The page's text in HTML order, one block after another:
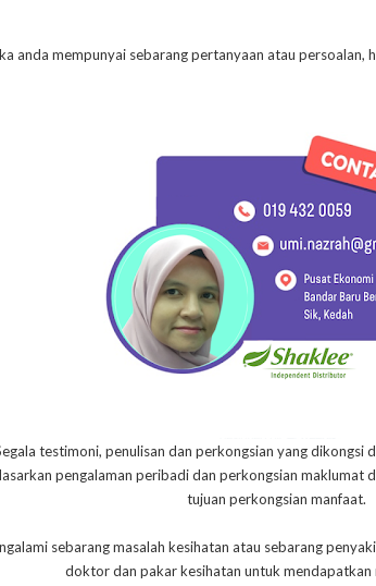
anda mempunyai sebarang pertanyaan atau persoalan,
testimoni, penulisan dan perkongsian yang dikongsi
pengalaman peribadi dan perkongsian maklumat
tujuan perkongsian manfaat.
sebarang masalah kesihatan atau sebarang
doktor dan pakar kesihatan untuk mendapatkan